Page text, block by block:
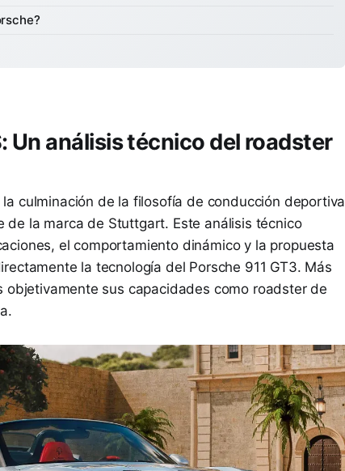
Un análisis técnico del roadster
la culminación de la filosofía de conducción deportiva
la marca de Stuttgart. Este análisis técnico
el comportamiento dinámico y la propuesta
la tecnología del Porsche 911 GT3. Más
objetivamente sus capacidades como roadster de